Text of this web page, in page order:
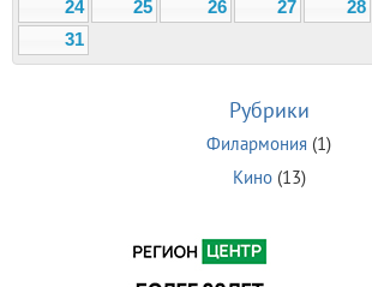
24
25 26 27 28
31
Рубрики
Филармония (1)
Кино(13)